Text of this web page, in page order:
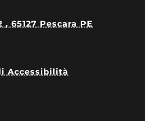
65127 Pescara PE
Accessibilità